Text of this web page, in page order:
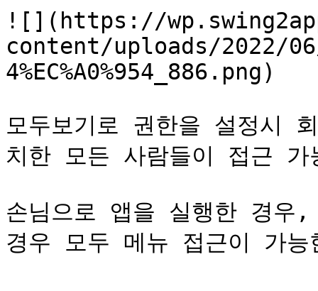
![](https://
content/uploads/2022/06/
4%EC%A0%954_886.png)
모두보기로 권한을 설정시
치한 모든 사람들이 접근 가
손님으로 앱을 실행한 경우
경우 모두 메뉴 접근이 가